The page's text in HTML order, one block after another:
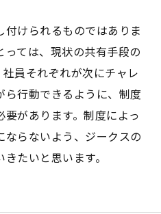
けられるものではありま
ては、現状の共有手段の
員それぞれが次にチャレ
ら行動できるように、制度
があります。制度によっ
らないよう、ジークスの
たいと思います。